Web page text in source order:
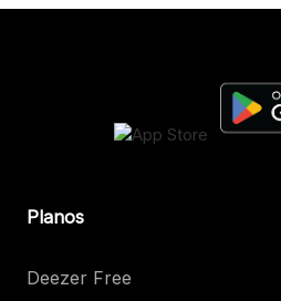
Planos
Deezer Free